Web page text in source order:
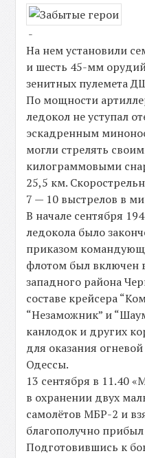
-
На нем установили
и шесть 45-мм
зенитных пулемета
По мощности
ледокол не уступал
эскадренным
могли стрелять
килограммовыми
25,5 км.
7 — 10 выстрелов в
В начале сентября
ледокола было
приказом
флотом был включен
западного района
составе крейсера
“Незаможник” и
канлодок и других
для оказания
Одессы.
13 сентября в 11.40
в охранении двух
самолётов МБР-2 и
благополучно
Подготовившись к